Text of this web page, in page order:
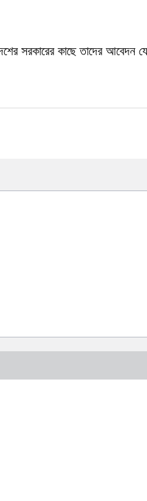
সরকারের কাছে তাদের আবেদন